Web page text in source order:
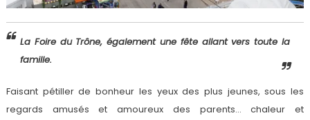
La Foire du Trône, également une fête allant vers toute la
famille.
Faisant pétiller de bonheur les yeux des plus jeunes, sous les
regards amusés et amoureux des parents… chaleur et